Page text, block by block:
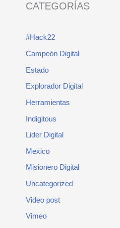
CATEGORÍAS
#Hack22
Campeón Digital
Estado
Explorador Digital
Herramientas
Indigitous
Lider Digital
Mexico
Misionero Digital
Uncategorized
Video post
Vimeo